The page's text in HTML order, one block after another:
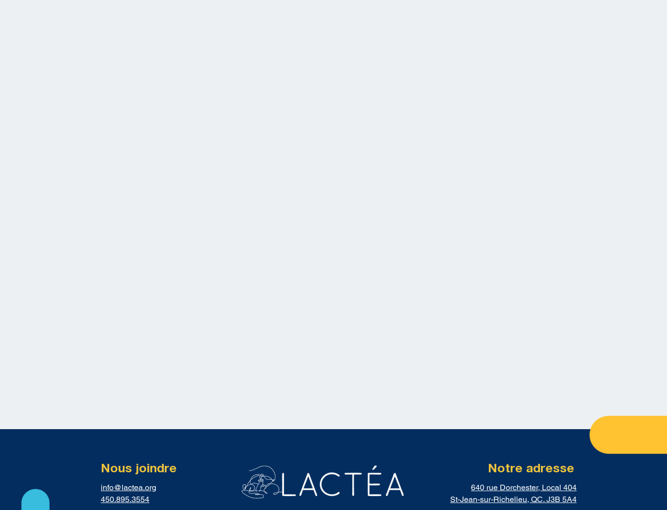
Nous joindre
info@lactea.org
450.895.3554
Notre adresse
640 rue Dorchester, Local 404
St-Jean-sur-Richelieu, QC. J3B 5A4